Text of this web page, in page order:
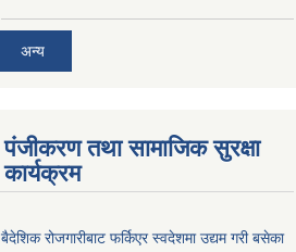
अन्य
पंजीकरण तथा सामाजिक सुरक्षा
कार्यक्रम
बैदेशिक रोजगारीबाट फर्किएर स्वदेशमा उद्यम गरी बसेका